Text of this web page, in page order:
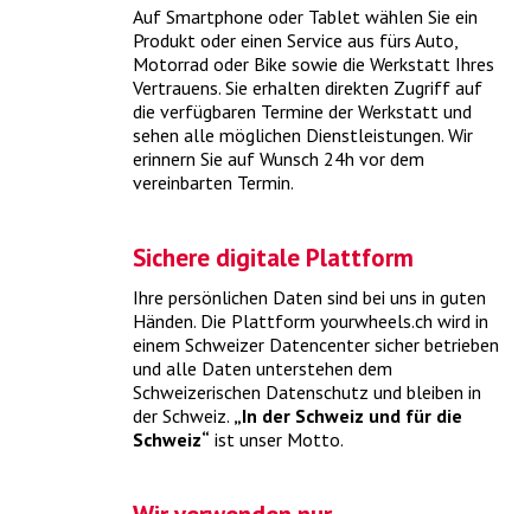
Was kostet ein Frühlings-Check?
Mit einem umfassenden Frühlings-Check holen Sie Ihr
Fahrzeug aus dem Winterschlaf . > mehr
Auf Smartphone oder Tablet wählen Sie ein
Produkt oder einen Service aus fürs Auto,
Motorrad oder Bike sowie die Werkstatt Ihres
Vertrauens. Sie erhalten direkten Zugriff auf
die verfügbaren Termine der Werkstatt und
sehen alle möglichen Dienstleistungen. Wir
erinnern Sie auf Wunsch 24h vor dem
vereinbarten Termin.
Sichere digitale Plattform
Ihre persönlichen Daten sind bei uns in guten
Händen. Die Plattform yourwheels.ch wird in
einem Schweizer Datencenter sicher betrieben
und alle Daten unterstehen dem
Schweizerischen Datenschutz und bleiben in
der Schweiz. „In der Schweiz und für die
Schweiz“ ist unser Motto.